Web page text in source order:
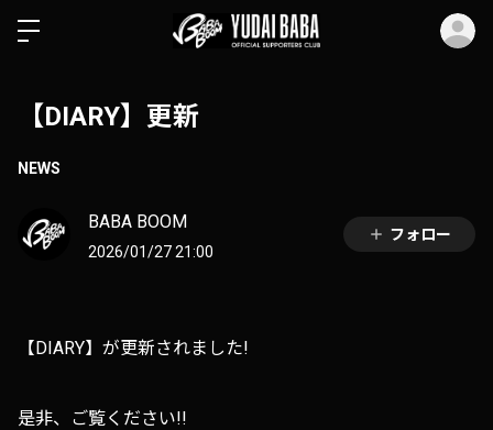
【DIARY】更新
NEWS
BABA BOOM
2026/01/27 21:00
フォロー
【DIARY】が更新されました!
是非、ご覧ください!!